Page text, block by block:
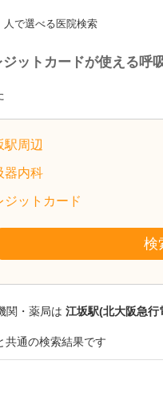
人で選べる医院検索
ットカードが使える呼
駅周辺
器内科
ジットカード
検
関・薬局は 江坂駅(北大阪急行
共通の検索結果です